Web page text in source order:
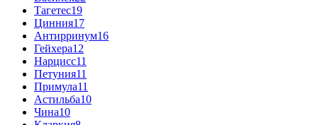
Тагетес19
Цинния17
Антирринум16
Гейхера12
Нарцисс11
Петуния11
Примула11
Астильба10
Чина10